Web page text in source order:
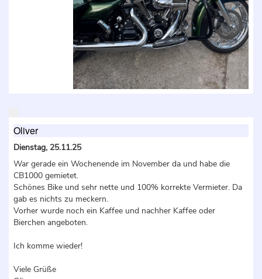
Oliver
Dienstag, 25.11.25
War gerade ein Wochenende im November da und habe die
CB1000 gemietet.
Schönes Bike und sehr nette und 100% korrekte Vermieter. Da
gab es nichts zu meckern.
Vorher wurde noch ein Kaffee und nachher Kaffee oder
Bierchen angeboten.
Ich komme wieder!
Viele Grüße